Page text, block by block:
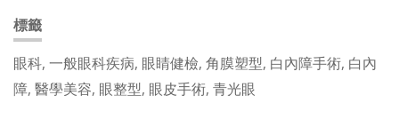
標籤
眼科, 一般眼科疾病, 眼睛健檢, 角膜塑型, 白內障手術, 白內
障, 醫學美容, 眼整型, 眼皮手術, 青光眼